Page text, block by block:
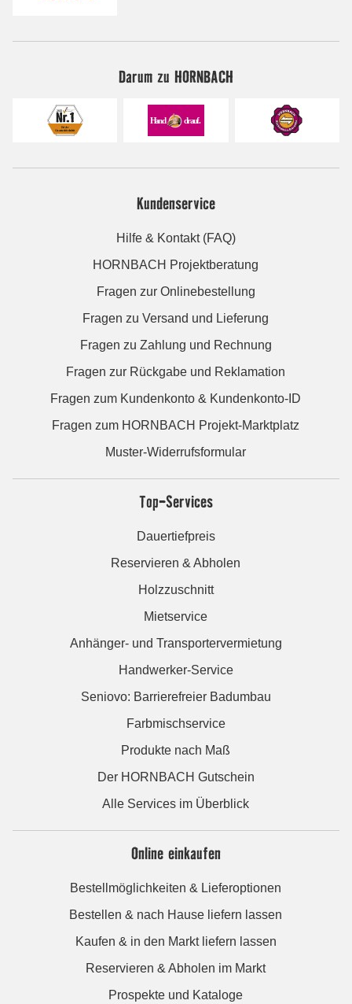
Darum zu HORNBACH
Kundenservice
Hilfe & Kontakt (FAQ)
HORNBACH Projektberatung
Fragen zur Onlinebestellung
Fragen zu Versand und Lieferung
Fragen zu Zahlung und Rechnung
Fragen zur Rückgabe und Reklamation
Fragen zum Kundenkonto & Kundenkonto-ID
Fragen zum HORNBACH Projekt-Marktplatz
Muster-Widerrufsformular
Top-Services
Dauertiefpreis
Reservieren & Abholen
Holzzuschnitt
Mietservice
Anhänger- und Transportervermietung
Handwerker-Service
Seniovo: Barrierefreier Badumbau
Farbmischservice
Produkte nach Maß
Der HORNBACH Gutschein
Alle Services im Überblick
Online einkaufen
Bestellmöglichkeiten & Lieferoptionen
Bestellen & nach Hause liefern lassen
Kaufen & in den Markt liefern lassen
Reservieren & Abholen im Markt
Prospekte und Kataloge